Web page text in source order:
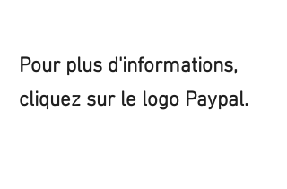
Pour plus d'informations,
cliquez sur le logo Paypal.